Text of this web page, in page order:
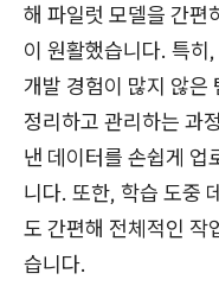
해 파일럿 모델을 간편
이 원활했습니다. 특
개발 경험이 많지 않은
정리하고 관리하는 과
낸 데이터를 손쉽게 업
니다. 또한, 학습 도중
도 간편해 전체적인 작
습니다.